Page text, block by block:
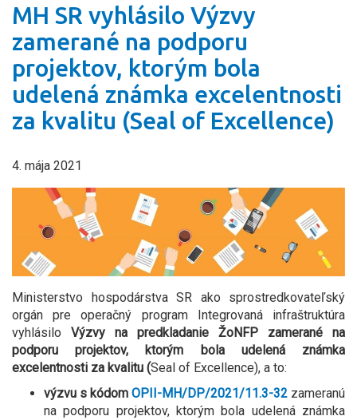
MH SR vyhlásilo Výzvy
zamerané na podporu
projektov, ktorým bola
udelená známka excelentnosti
za kvalitu (Seal of Excellence)
4. mája 2021
Ministerstvo hospodárstva SR ako sprostredkovateľský
orgán pre operačný program Integrovaná infraštruktúra
vyhlásilo Výzvy na predkladanie ŽoNFP zamerané na
podporu projektov, ktorým bola udelená známka
excelentnosti za kvalitu (Seal of Excellence), a to:
výzvu s kódom OPII-MH/DP/2021/11.3-32 zameranú
na podporu projektov, ktorým bola udelená známka